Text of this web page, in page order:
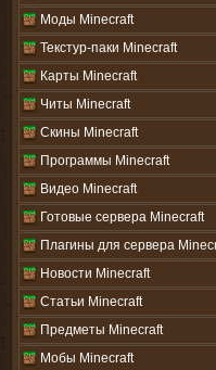
Моды Minecraft
Текстур-паки Minecraft
Карты Minecraft
Читы Minecraft
Скины Minecraft
Программы Minecraft
Видео Minecraft
Готовые сервера Minecraft
Плагины для сервера
Новости Minecraft
Статьи Minecraft
Предметы Minecraft
Мобы Minecraft